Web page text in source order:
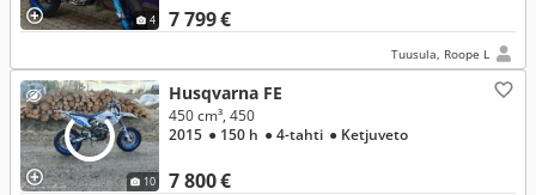
4 7 799 €
Tuusula, Roope L
10
Husqvarna FE
7 800 €
450 cm³, 450
2015 ● 150 h ● 4-tahti ● Ketjuveto